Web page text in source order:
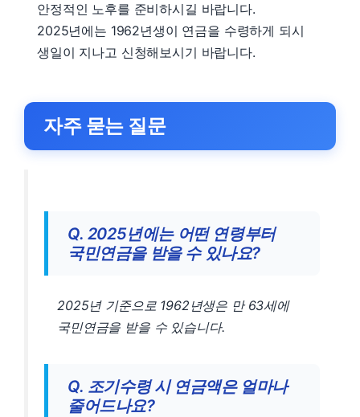
안정적인 노후를 준비하시길 바랍니다.
2025년에는 1962년생이 연금을 수령하게 되시
생일이 지나고 신청해보시기 바랍니다.
자주 묻는 질문
Q. 2025년에는 어떤 연령부터
국민연금을 받을 수 있나요?
2025년 기준으로 1962년생은 만 63세에
국민연금을 받을 수 있습니다.
Q. 조기수령 시 연금액은 얼마나
줄어드나요?